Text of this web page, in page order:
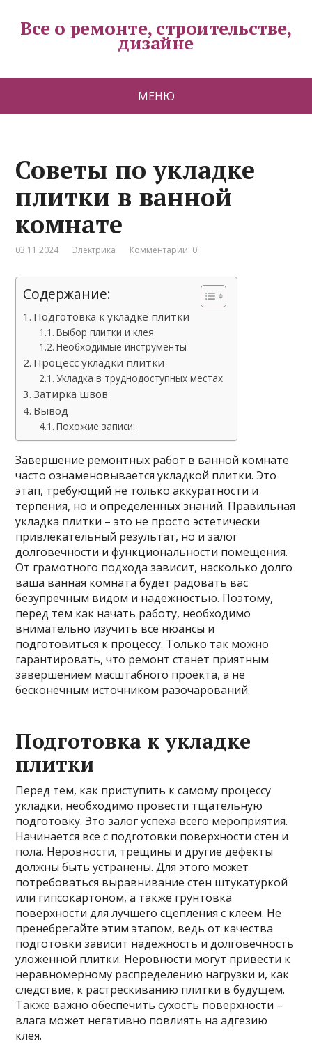
Все о ремонте, строительстве,
дизайне
МЕНЮ
Советы по укладке
плитки в ванной
комнате
03.11.2024 Электрика Комментарии: 0
Содержание:
Подготовка к укладке плитки
Выбор плитки и клея
Необходимые инструменты
Процесс укладки плитки
Укладка в труднодоступных местах
Затирка швов
Вывод
Похожие записи:
Завершение ремонтных работ в ванной комнате
часто ознаменовывается укладкой плитки. Это
этап, требующий не только аккуратности и
терпения, но и определенных знаний. Правильная
укладка плитки – это не просто эстетически
привлекательный результат, но и залог
долговечности и функциональности помещения.
От грамотного подхода зависит, насколько долго
ваша ванная комната будет радовать вас
безупречным видом и надежностью. Поэтому,
перед тем как начать работу, необходимо
внимательно изучить все нюансы и
подготовиться к процессу. Только так можно
гарантировать, что ремонт станет приятным
завершением масштабного проекта, а не
бесконечным источником разочарований.
Подготовка к укладке
плитки
Перед тем, как приступить к самому процессу
укладки, необходимо провести тщательную
подготовку. Это залог успеха всего мероприятия.
Начинается все с подготовки поверхности стен и
пола. Неровности, трещины и другие дефекты
должны быть устранены. Для этого может
потребоваться выравнивание стен штукатуркой
или гипсокартоном, а также грунтовка
поверхности для лучшего сцепления с клеем. Не
пренебрегайте этим этапом, ведь от качества
подготовки зависит надежность и долговечность
уложенной плитки. Неровности могут привести к
неравномерному распределению нагрузки и, как
следствие, к растрескиванию плитки в будущем.
Также важно обеспечить сухость поверхности –
влага может негативно повлиять на адгезию
клея.